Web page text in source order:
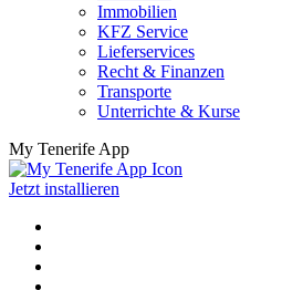
Immobilien
KFZ Service
Lieferservices
Recht & Finanzen
Transporte
Unterrichte & Kurse
My Tenerife App
Jetzt installieren